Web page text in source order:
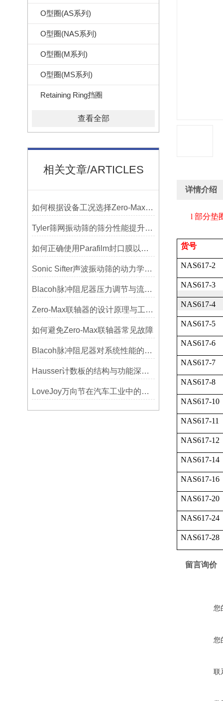
O型圈(AS系列)
O型圈(NAS系列)
O型圈(M系列)
O型圈(MS系列)
Retaining Ring挡圈
查看全部
相关文章/ARTICLES
如何根据设备工况选择Zero-Max联轴器？
Tyler筛网振动筛的筛分性能提升技巧
如何正确使用Parafilm封口膜以确保实验结果的准确性？
Sonic Sifter声波振动筛的动力学模拟与性能分析
Blacoh脉冲阻尼器压力调节与流量匹配技巧
Zero-Max联轴器的设计原理与工艺流程解析
如何避免Zero-Max联轴器常见故障
Blacoh脉冲阻尼器对系统性能的影响分析
Hausser计数板的结构与功能深度解析
LoveJoy万向节在汽车工业中的重要性
详情介绍
l 部分垫
货号
NAS617-2
NAS617-3
NAS617-4
NAS617-5
NAS617-6
NAS617-7
NAS617-8
NAS617-10
NAS617-11
NAS617-12
NAS617-14
NAS617-16
NAS617-20
NAS617-24
NAS617-28
留言询价
您
您
联